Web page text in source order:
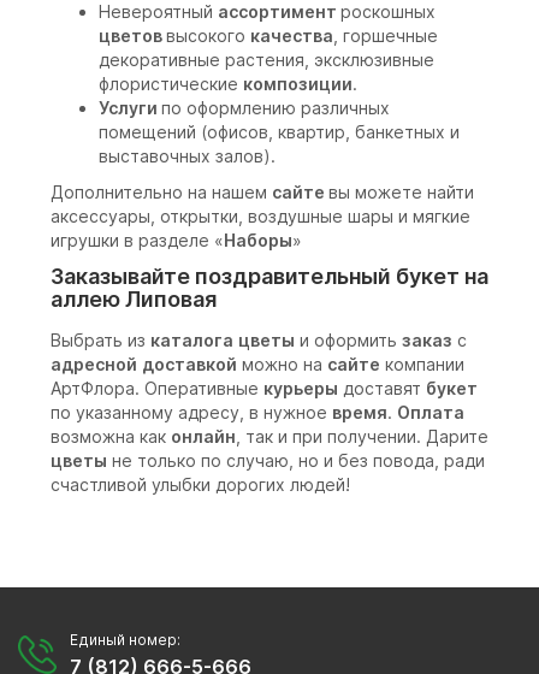
Невероятный ассортимент роскошных
цветоввысокого качества, горшечные
декоративные растения, эксклюзивные
флористические композиции.
Услуги по оформлению различных
помещений (офисов, квартир, банкетных и
выставочных залов).
Дополнительно на нашем сайте вы можете найти
аксессуары, открытки, воздушные шары и мягкие
игрушки в разделе «Наборы»
Заказывайте поздравительный букет на
аллею Липовая
Выбрать из каталога цветы и оформить заказ с
адресной доставкой можно на сайте компании
АртФлора. Оперативные курьеры доставят букет
по указанному адресу, в нужное время. Оплата
возможна как онлайн, так и при получении. Дарите
цветы не только по случаю, но и без повода, ради
счастливой улыбки дорогих людей!
Единый номер:
7 (812) 666-5-666